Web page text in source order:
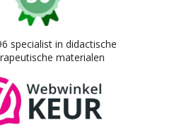
specialist in didactische
materialen